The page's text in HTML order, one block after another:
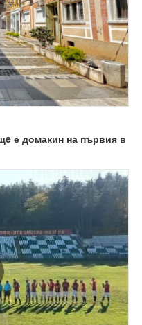
е домакин на първия в